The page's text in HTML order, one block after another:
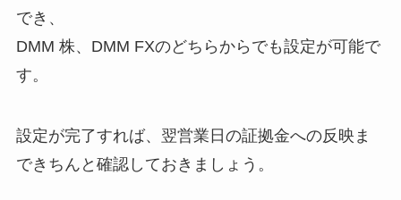
でき、
DMM 株、DMM FXのどちらからでも設定が可能で
す。
設定が完了すれば、翌営業日の証拠金への反映ま
できちんと確認しておきましょう。